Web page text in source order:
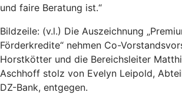
und faire Beratung ist.“
Bildzeile: (v.l.) Die Auszeichnung
Förderkredite“ nehmen Co-
Horstkötter und die Bereichsleiter
Aschhoff stolz von Evelyn Leipold,
DZ-Bank, entgegen.